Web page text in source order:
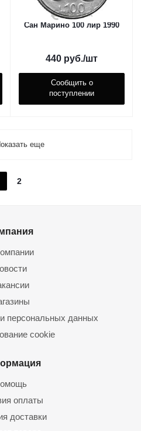
Сан Марино 100 лир 1990
440 руб./шт
Сообщить о
поступлении
еще
2
персональных данных
cookie
оплаты
доставки